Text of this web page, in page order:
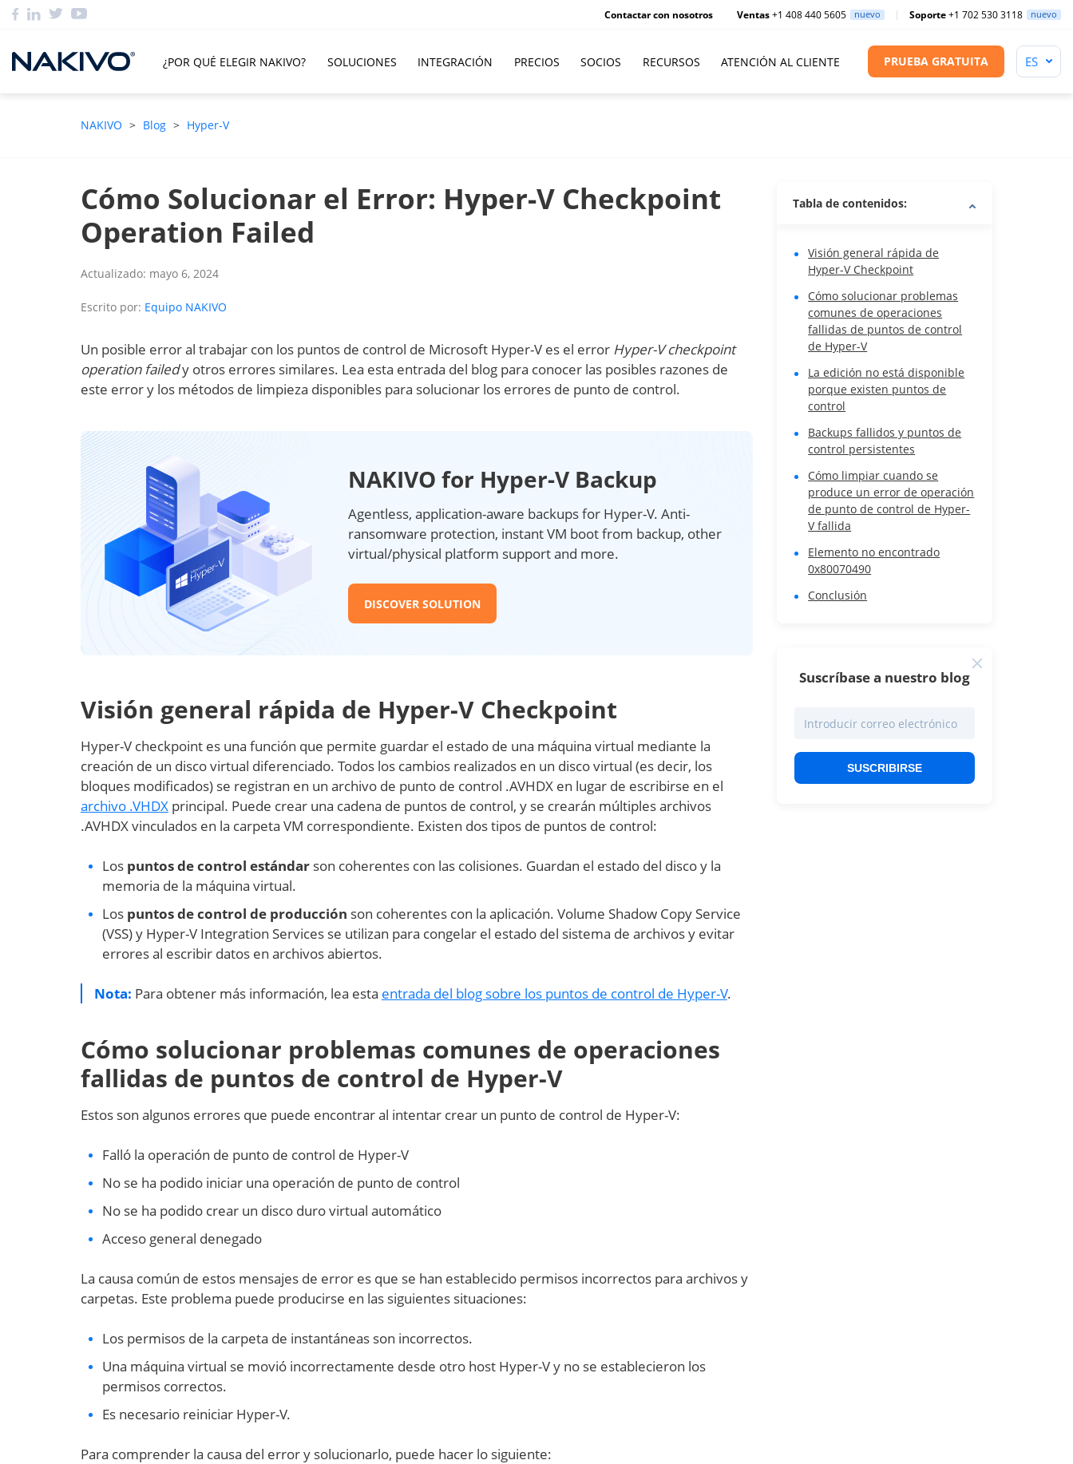
Contactar con nosotros Ventas+1 408 440 5605 nuevo Soporte+1 702 530 3118 nuevo
¿POR QUÉ ELEGIR NAKIVO? SOLUCIONES INTEGRACIÓN PRECIOS SOCIOS RECURSOS ATENCIÓN AL CLIENTE PRUEBA GRATUITA
NAKIVO > Blog > Hyper-V
Cómo Solucionar el Error: Hyper-V Checkpoint
Operation Failed
Actualizado: mayo 6, 2024
Escrito por: Equipo NAKIVO
Un posible error al trabajar con los puntos de control de Microsoft Hyper-V es el error Hyper-V checkpoint
operation failedy otros errores similares. Lea esta entrada del blog para conocer las posibles razones de
este error y los métodos de limpieza disponibles para solucionar los errores de punto de control.
NAKIVO for Hyper-V Backup
Agentless, application-aware backups for Hyper-V. Anti-
ransomware protection, instant VM boot from backup, other
virtual/physical platform support and more.
DISCOVER SOLUTION
Visión general rápida de Hyper-V Checkpoint
Hyper-V checkpoint es una función que permite guardar el estado de una máquina virtual mediante la
creación de un disco virtual diferenciado. Todos los cambios realizados en un disco virtual (es decir, los
bloques modificados) se registran en un archivo de punto de control .AVHDX en lugar de escribirse en el
archivo .VHDXprincipal. Puede crear una cadena de puntos de control, y se crearán múltiples archivos
.AVHDX vinculados en la carpeta VM correspondiente. Existen dos tipos de puntos de control:
Los puntos de control estándarson coherentes con las colisiones. Guardan el estado del disco y la
memoria de la máquina virtual.
Los puntos de control de producción son coherentes con la aplicación. Volume Shadow Copy Service
(VSS) y Hyper-V Integration Services se utilizan para congelar el estado del sistema de archivos y evitar
errores al escribir datos en archivos abiertos.
Nota: Para obtener más información, lea esta entrada del blog sobre los puntos de control de Hyper-V.
Cómo solucionar problemas comunes de operaciones
fallidas de puntos de control de Hyper-V
Estos son algunos errores que puede encontrar al intentar crear un punto de control de Hyper-V:
Falló la operación de punto de control de Hyper-V
No se ha podido iniciar una operación de punto de control
No se ha podido crear un disco duro virtual automático
Acceso general denegado
La causa común de estos mensajes de error es que se han establecido permisos incorrectos para archivos y
carpetas. Este problema puede producirse en las siguientes situaciones:
Los permisos de la carpeta de instantáneas son incorrectos.
Una máquina virtual se movió incorrectamente desde otro host Hyper-V y no se establecieron los
permisos correctos.
Es necesario reiniciar Hyper-V.
Para comprender la causa del error y solucionarlo, puede hacer lo siguiente:
Tabla de contenidos:
Visión general rápida de
Hyper-V Checkpoint
Cómo solucionar problemas
comunes de operaciones
fallidas de puntos de control
de Hyper-V
La edición no está disponible
porque existen puntos de
control
Backups fallidos y puntos de
control persistentes
Cómo limpiar cuando se
produce un error de operación
de punto de control de Hyper-
V fallida
Elemento no encontrado
0x80070490
Conclusión
Suscríbase a nuestro blog
SUSCRIBIRSE